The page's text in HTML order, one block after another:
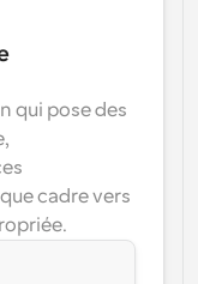
plusieurs
se passe
qui pose des
cadre vers